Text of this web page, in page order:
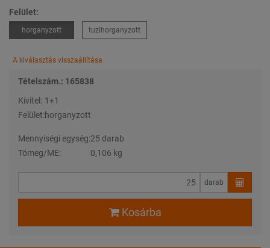
Felület:
horganyzott tuzihorganyzott
A kiválasztás visszaállítása
Tételszám.: 165838
Kivitel: 1+1
Felület:horganyzott
Mennyiségi egység:25 darab
Tömeg/ME:
0,106 kg
darab
Kosárba